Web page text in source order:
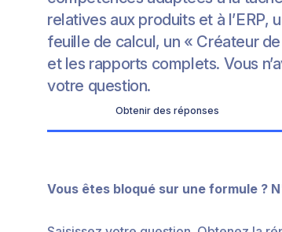
relatives aux produits et à
feuille de calcul, un « Créateur
et les rapports complets. Vous
votre question.
Obtenir des réponses
Vous êtes bloqué sur une formule ?